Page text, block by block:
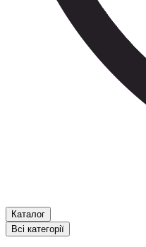
Каталог
Всі категорії